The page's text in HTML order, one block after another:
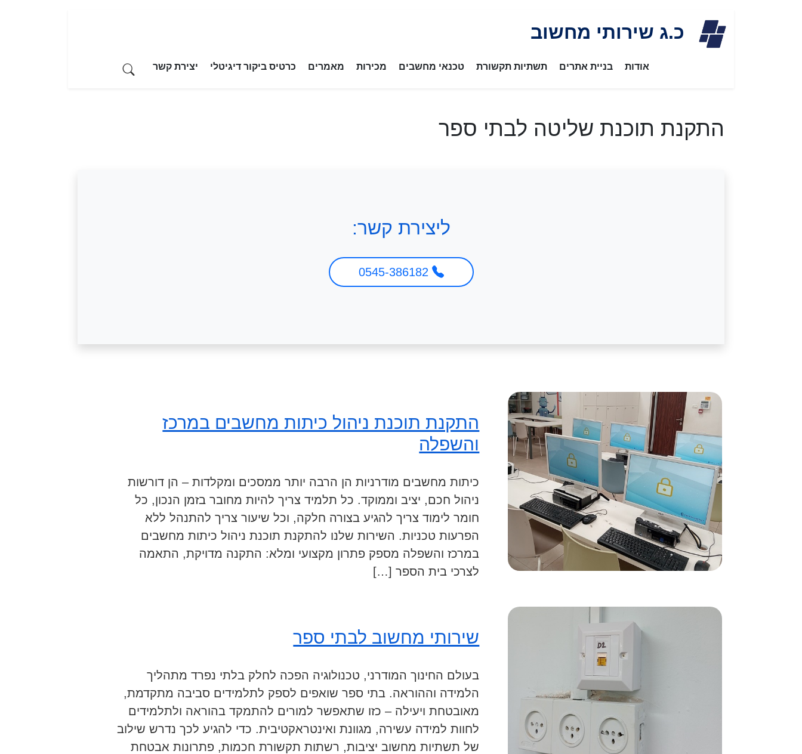
content
כ.ג שירותי מחשוב
אודות בניית אתרים תשתיות תקשורת טכנאי מחשבים מכירות מאמרים כרטיס ביקור דיגיטלי יצירת קשר
התקנת תוכנת שליטה לבתי ספר
ליצירת קשר:
התקנת תוכנת ניהול כיתות מחשבים במרכז
והשפלה
כיתות מחשבים מודרניות הן הרבה יותר ממסכים ומקלדות – הן דורשות
ניהול חכם, יציב וממוקד. כל תלמיד צריך להיות מחובר בזמן הנכון, כל
חומר לימוד צריך להגיע בצורה חלקה, וכל שיעור צריך להתנהל ללא
הפרעות טכניות. השירות שלנו להתקנת תוכנת ניהול כיתות מחשבים
במרכז והשפלה מספק פתרון מקצועי ומלא: התקנה מדויקת, התאמה
לצרכי בית הספר […]
שירותי מחשוב לבתי ספר
בעולם החינוך המודרני, טכנולוגיה הפכה לחלק בלתי נפרד מתהליך
הלמידה וההוראה. בתי ספר שואפים לספק לתלמידים סביבה מתקדמת,
מאובטחת ויעילה – כזו שתאפשר למורים להתמקד בהוראה ולתלמידים
לחוות למידה עשירה, מגוונת ואינטראקטיבית. כדי להגיע לכך נדרש שילוב
של תשתיות מחשוב יציבות, רשתות תקשורת חכמות, פתרונות אבטחת